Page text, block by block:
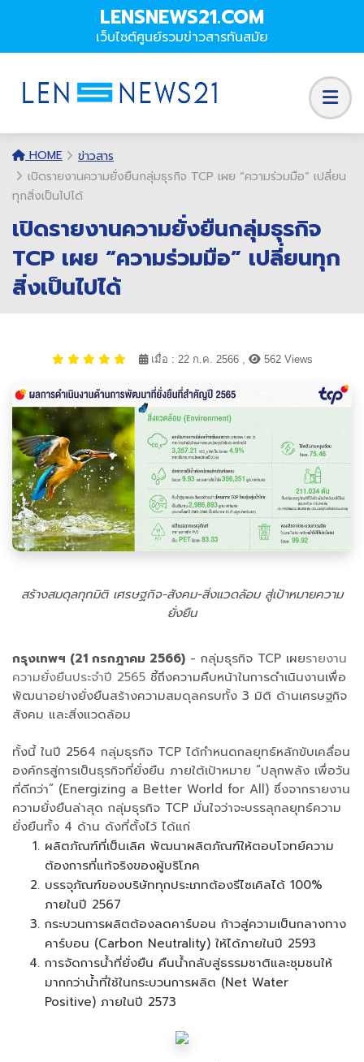
LENSNEWS21.COM
เว็บไซต์ศูนย์รวมข่าวสารทันสมัย
HOME
ข่าวสาร
เปิดรายงานความยั่งยืนกลุ่มธุรกิจ TCP เผย “ความร่วมมือ” เปลี่ยน
ทุกสิ่งเป็นไปได้
เปิดรายงานความยั่งยืนกลุ่มธุรกิจ
TCP เผย “ความร่วมมือ” เปลี่ยนทุก
สิ่งเป็นไปได้
เมื่อ : 22 ก.ค. 2566 , 562 Views
สร้างสมดุลทุกมิติ เศรษฐกิจ-สังคม-สิ่งแวดล้อม สู่เป้าหมายความ
ยั่งยืน
กรุงเทพฯ (21 กรกฎาคม 2566) - กลุ่มธุรกิจ TCP เผยรายงาน
ความยั่งยืนประจำปี 2565 ชี้ถึงความคืบหน้าในการดำเนินงานเพื่อ
พัฒนาอย่างยั่งยืนสร้างความสมดุลครบทั้ง 3 มิติ ด้านเศรษฐกิจ
สังคม และสิ่งแวดล้อม
ทั้งนี้ ในปี 2564 กลุ่มธุรกิจ TCP ได้กำหนดกลยุทธ์หลักขับเคลื่อน
องค์กรสู่การเป็นธุรกิจที่ยั่งยืน ภายใต้เป้าหมาย “ปลุกพลัง เพื่อวัน
ที่ดีกว่า” (Energizing a Better World for All) ซึ่งจากรายงาน
ความยั่งยืนล่าสุด กลุ่มธุรกิจ TCP มั่นใจว่าจะบรรลุกลยุทธ์ความ
ยั่งยืนทั้ง 4 ด้าน ดังที่ตั้งไว้ ได้แก่
ผลิตภัณฑ์ที่เป็นเลิศ พัฒนาผลิตภัณฑ์ให้ตอบโจทย์ความ
ต้องการที่แท้จริงของผู้บริโภค
บรรจุภัณฑ์ของบริษัททุกประเภทต้องรีไซเคิลได้ 100%
ภายในปี 2567
กระบวนการผลิตต้องลดคาร์บอน ก้าวสู่ความเป็นกลางทาง
คาร์บอน (Carbon Neutrality) ให้ได้ภายในปี 2593
การจัดการน้ำที่ยั่งยืน คืนน้ำกลับสู่ธรรมชาติและชุมชนให้
มากกว่าน้ำที่ใช้ในกระบวนการผลิต (Net Water
Positive) ภายในปี 2573